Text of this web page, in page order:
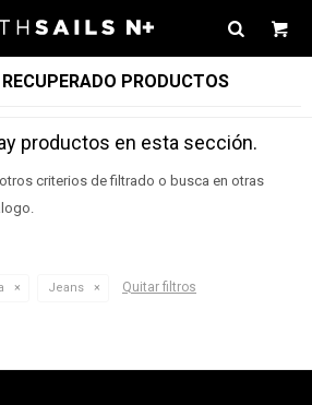
PRODUCTOS
productos en esta sección.
criterios de filtrado o busca en otras
Jeans Quitar filtros